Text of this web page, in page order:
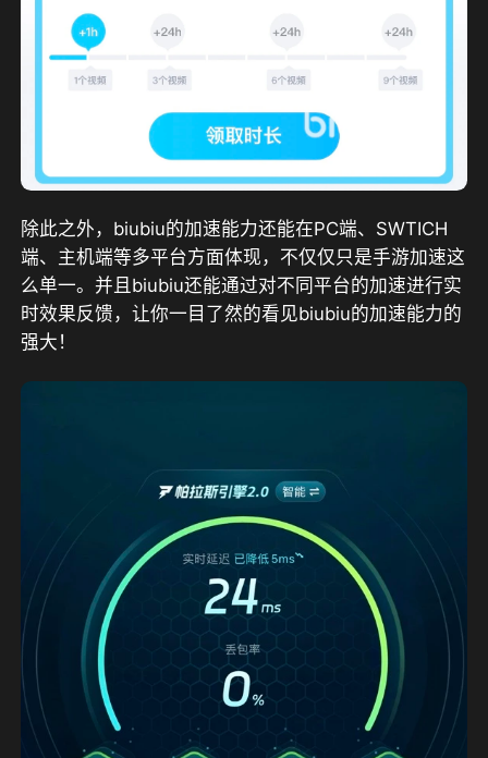
除此之外，biubiu的加速能力还能在PC端、SWTICH
端、主机端等多平台方面体现，不仅仅只是手游加速这
么单一。并且biubiu还能通过对不同平台的加速进行实
时效果反馈，让你一目了然的看见biubiu的加速能力的
强大！